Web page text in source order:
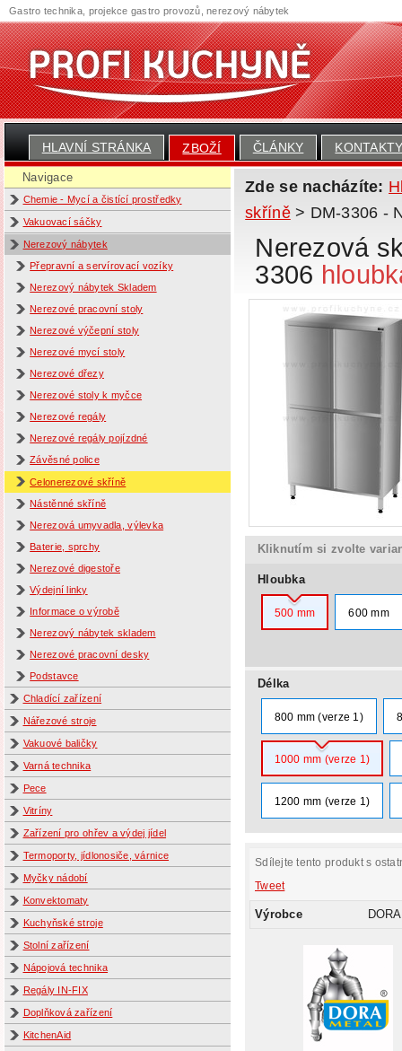
HLAVNÍ STRÁNKA ZBOŽÍ ČLÁNKY
Navigace
Chemie - Mycí a čistící prostředky
Vakuovací sáčky
Nerezový nábytek
Přepravní a servírovací vozíky
Nerezový nábytek Skladem
Nerezové pracovní stoly
Nerezové výčepní stoly
Nerezové mycí stoly
Nerezové dřezy
Nerezové stoly k myčce
Nerezové regály
Nerezové regály pojízdné
Závěsné police
Celonerezové skříně
Nástěnné skříně
Nerezová umyvadla, výlevka
Baterie, sprchy
Nerezové digestoře
Výdejní linky
Informace o výrobě
Nerezový nábytek skladem
Nerezové pracovní desky
Podstavce
Chladící zařízení
Nářezové stroje
Vakuové baličky
Varná technika
Pece
Vitríny
Zařízení pro ohřev a výdej jídel
Termoporty, jídlonosiče, várnice
Myčky nádobí
Konvektomaty
Kuchyňské stroje
Stolní zařízení
Nápojová technika
Regály IN-FIX
Doplňková zařízení
KitchenAid
Zde se nacházíte:
skříně> DM-3306 -
Nerezová
3306
Kliknutím si zvolte
Hloubka
500 mm 600 mm
Délka
800 mm (verze 1)
1000 mm (verze 1)
1200 mm (verze 1)
Sdílejte tento produkt s
Tweet
Výrobce
Gastro technika, projekce gastro provozů, nerezový nábytek